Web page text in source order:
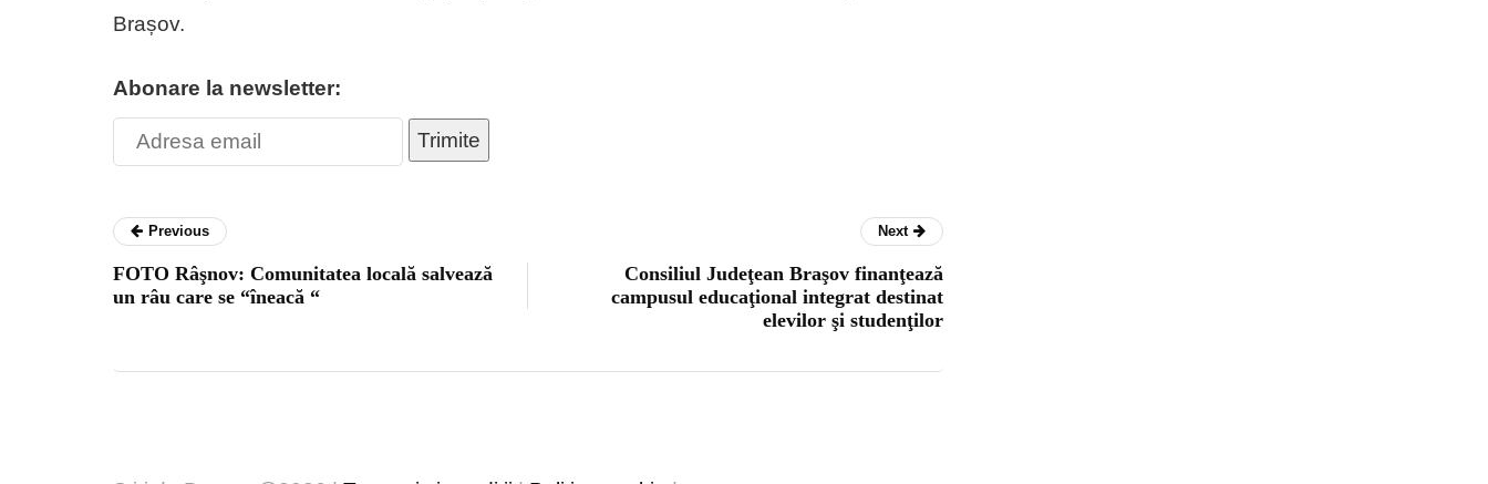
Brașov.
Abonare la newsletter:
Trimite
Previous
FOTO Râşnov: Comunitatea locală salvează
un râu care se “îneacă “
Next
Consiliul Judeţean Braşov finanţează
campusul educaţional integrat destinat
elevilor şi studenţilor